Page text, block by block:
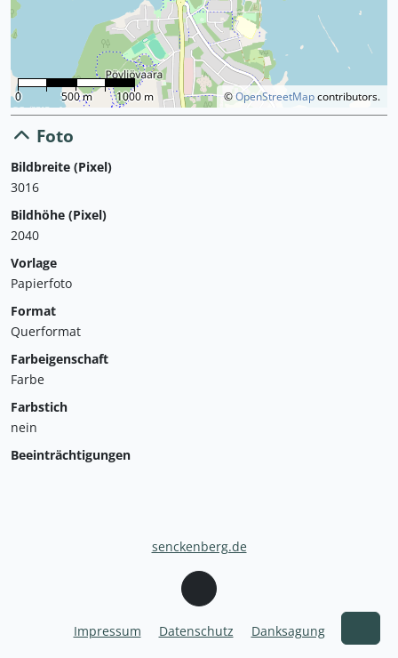
©OpenStreetMapcontributors.
0 500 m 1000 m
Foto
Bildbreite (Pixel)
3016
Bildhöhe (Pixel)
2040
Vorlage
Papierfoto
Format
Querformat
Farbeigenschaft
Farbe
Farbstich
nein
Beeinträchtigungen
senckenberg.de
Impressum Datenschutz Danksagung